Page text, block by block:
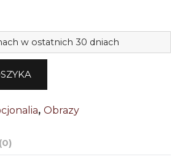
w ostatnich 30 dniach
, Obrazy